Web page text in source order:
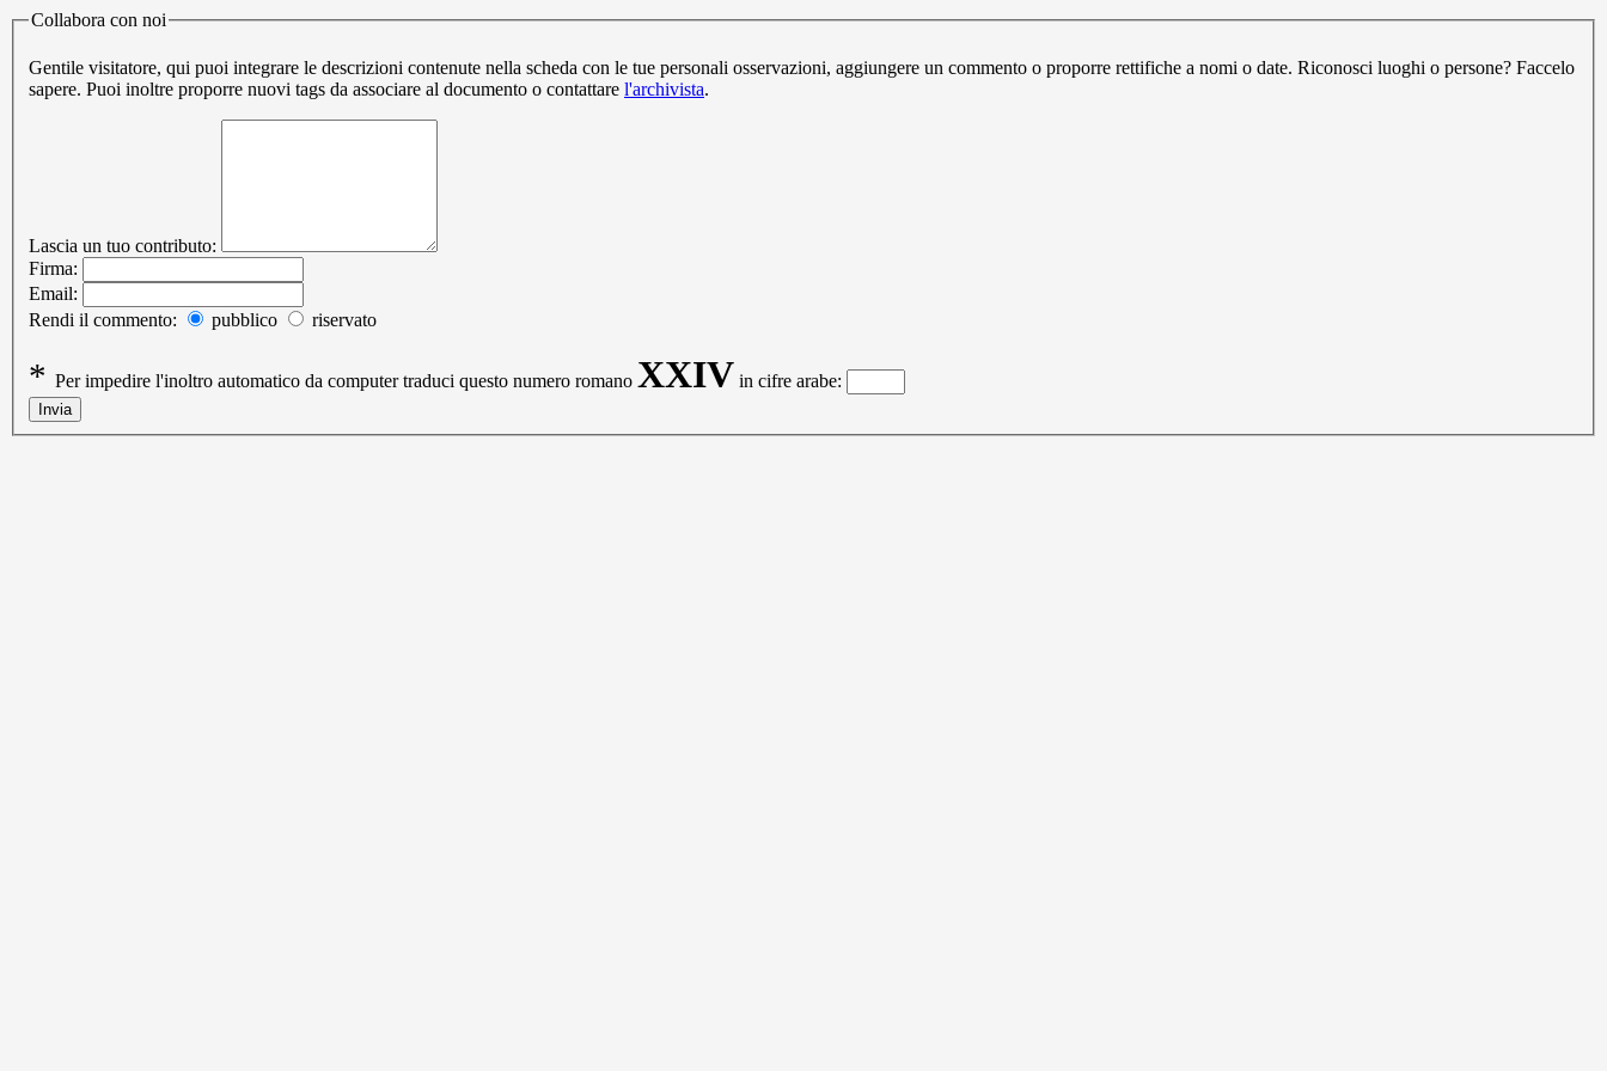
Collabora con noi
Gentile visitatore, qui puoi integrare le descrizioni contenute nella scheda con le tue personali osservazioni, aggiungere un commento o proporre rettifiche a nomi o date. Riconosci luoghi o persone? Faccelo
sapere. Puoi inoltre proporre nuovi tags da associare al documento o contattare l'archivista.
Lascia un tuo contributo:
Firma:
Email:
Rendi il commento:
pubblico riservato
* Per impedire l'inoltro automatico da computer traduci questo numero romano XXIV in cifre arabe: